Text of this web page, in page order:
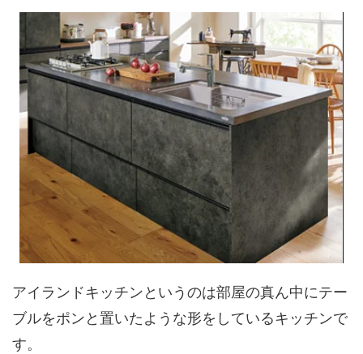
アイランドキッチンというのは部屋の真ん中にテー
ブルをポンと置いたような形をしているキッチンで
す。